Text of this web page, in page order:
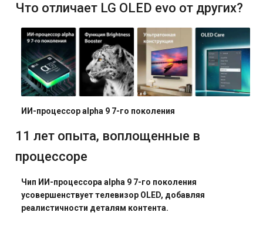
Что отличает LG OLED evo от других?
ИИ-процессор alpha 9 7-го поколения
11 лет опыта, воплощенные в
процессоре
Чип ИИ-процессора alpha 9 7-го поколения
усовершенствует телевизор OLED, добавляя
реалистичности деталям контента.